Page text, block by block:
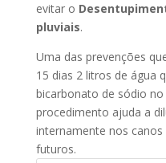
evitar o
pluviais.
Uma das prevenções
15 dias 2 litros de água
bicarbonato de sódio no
procedimento ajuda a
internamente nos
futuros.